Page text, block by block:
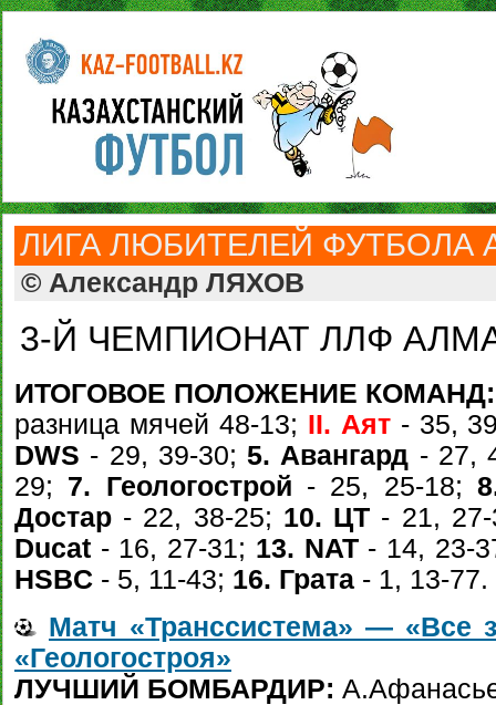
ЛИГА ЛЮБИТЕЛЕЙ ФУТБОЛА
© Александр ЛЯХОВ
3-Й ЧЕМПИОНАТ ЛЛФ
ИТОГОВОЕ ПОЛОЖЕНИЕ КОМАНД:
разница мячей 48-13; II. Аят- 35,
DWS - 29, 39-30;5. Авангард - 27,
29; 7. Геологострой - 25, 25-18;
Достар - 22, 38-25; 10. ЦТ - 21,
Ducat - 16, 27-31; 13. NAT- 14, 23-
HSBC - 5, 11-43; 16. Грата - 1, 13-77.
Матч «Транссистема» — «Все
«Геологостроя»
ЛУЧШИЙ БОМБАРДИР: